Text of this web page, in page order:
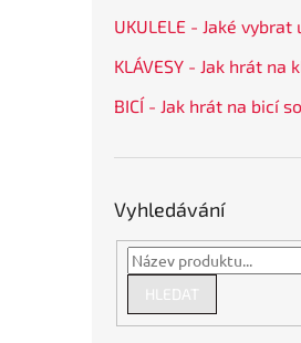
UKULELE - Jaké
KLÁVESY - Jak hrát na
BICÍ - Jak hrát na bicí
Vyhledávání
HLEDAT